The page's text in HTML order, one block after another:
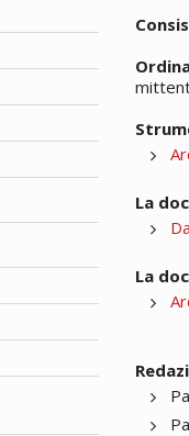
La
La